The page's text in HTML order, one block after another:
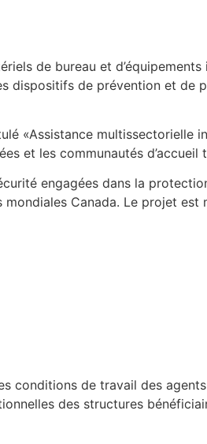
de bureau et
dispositifs de prévention et de
«Assistance multissectorielle
et les communautés d’accueil
engagées dans la
Canada. Le projet
conditions de travail des
des structures